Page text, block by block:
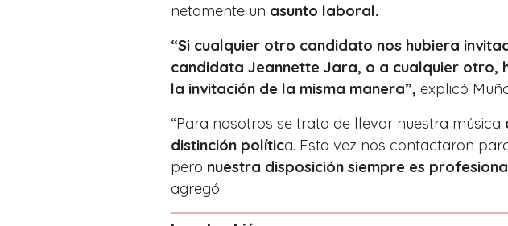
netamente un asunto laboral.
“Si cualquier otro candidato nos hubiera
candidata Jeannette Jara, o a cualquier otro,
la invitación de la misma manera”, explicó
“Para nosotros se trata de llevar nuestra música
distinción política. Esta vez nos contactaron
pero nuestra disposición siempre es
agregó.